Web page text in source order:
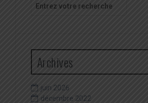
pour
Archives
juin 2026
décembre 2022